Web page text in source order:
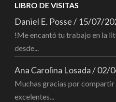
LIBRO DE VISITAS
Daniel E. Posse/ 15/07/
!Me encantó tu trabajo en la
desde...
Ana Carolina Losada/02/
Muchas gracias por
excelentes...